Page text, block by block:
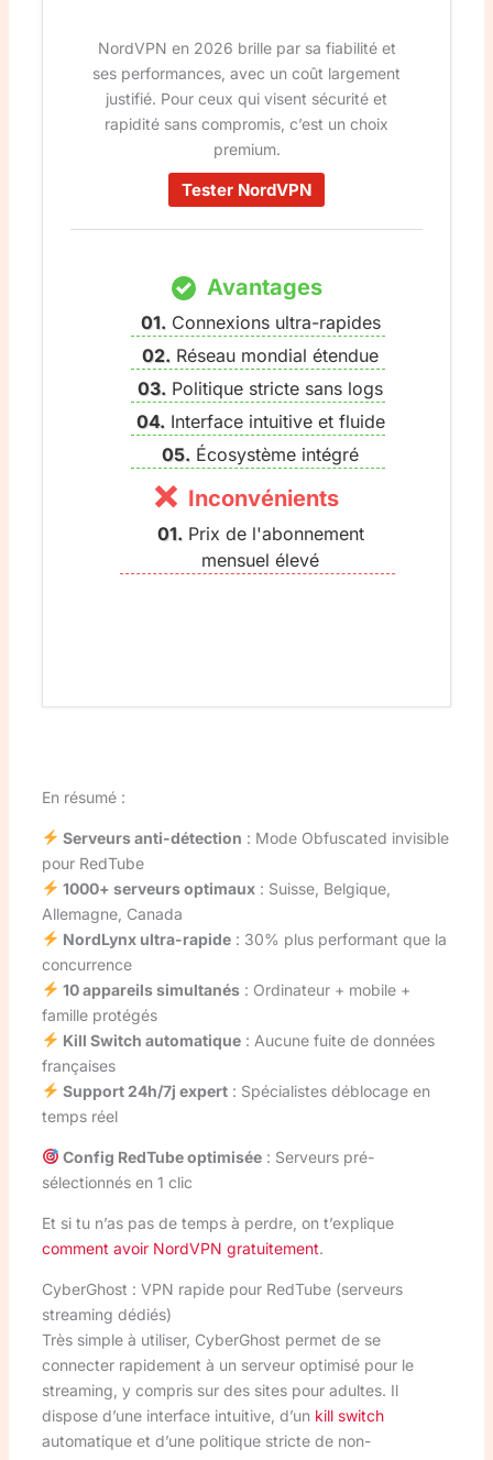
NordVPN en 2026 brille par sa fiabilité et
ses performances, avec un coût largement
justifié. Pour ceux qui visent sécurité et
rapidité sans compromis, c’est un choix
premium.
Tester NordVPN
Avantages
Connexions ultra-rapides
Réseau mondial étendue
Politique stricte sans logs
Interface intuitive et fluide
Écosystème intégré
Inconvénients
Prix de l'abonnement
mensuel élevé
En résumé :
Serveurs anti-détection : Mode Obfuscated invisible
pour RedTube
1000+ serveurs optimaux : Suisse, Belgique,
Allemagne, Canada
NordLynx ultra-rapide : 30% plus performant que la
concurrence
10 appareils simultanés : Ordinateur + mobile +
famille protégés
Kill Switch automatique : Aucune fuite de données
françaises
Support 24h/7j expert : Spécialistes déblocage en
temps réel
Config RedTube optimisée : Serveurs pré-
sélectionnés en 1 clic
Et si tu n’as pas de temps à perdre, on t’explique
comment avoir NordVPN gratuitement.
CyberGhost : VPN rapide pour RedTube (serveurs
streaming dédiés)
Très simple à utiliser, CyberGhost permet de se
connecter rapidement à un serveur optimisé pour le
streaming, y compris sur des sites pour adultes. Il
dispose d’une interface intuitive, d’un kill switch
automatique et d’une politique stricte de non-